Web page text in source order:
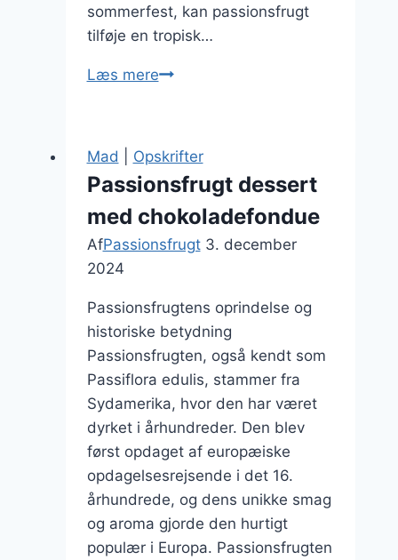
sommerfest, kan passionsfrugt
tilføje en tropisk…
Læs merePassionsfrugt
festlige
lejligheder
Mad Opskrifter
Passionsfrugt dessert
med chokoladefondue
AfPassionsfrugt 3. december
2024
Passionsfrugtens oprindelse og
historiske betydning
Passionsfrugten, også kendt som
Passiflora edulis, stammer fra
Sydamerika, hvor den har været
dyrket i århundreder. Den blev
først opdaget af europæiske
opdagelsesrejsende i det 16.
århundrede, og dens unikke smag
og aroma gjorde den hurtigt
populær i Europa. Passionsfrugten